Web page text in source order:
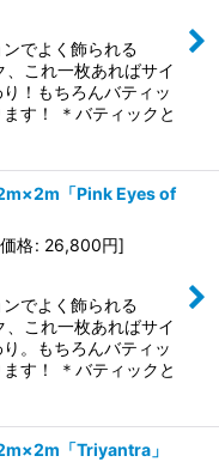
でよく飾られる
、これ一枚あればサイ
！もちろんバティッ
す！ ＊バティックと
「Pink Eyes of
格: 26,800円]
でよく飾られる
、これ一枚あればサイ
。もちろんバティッ
す！ ＊バティックと
「Triyantra」